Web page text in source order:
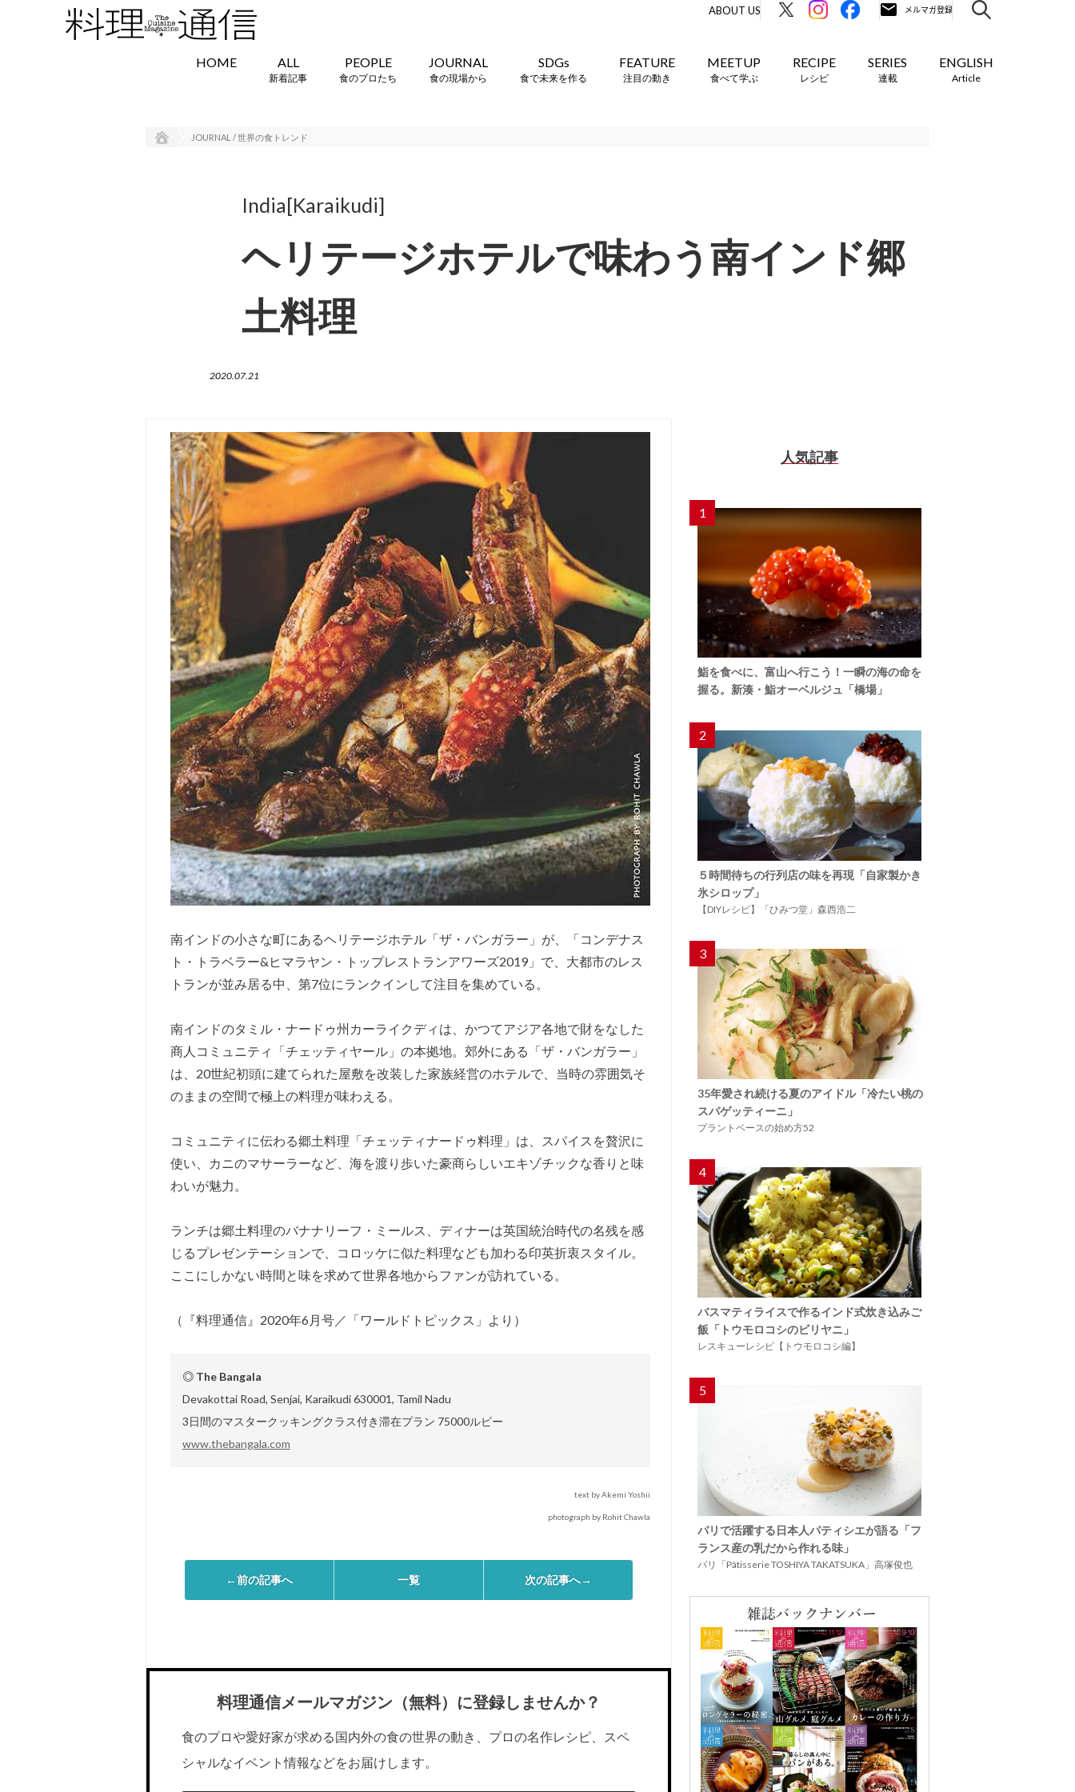
ABOUT US
HOME ALL
新着記事
PEOPLE
食のプロたち
JOURNAL
食の現場から
SDGs
食で未来を作る
FEATURE
注目の動き
MEETUP
食べて学ぶ
RECIPE
レシピ
SERIES
連載
ENGLISH
Article
JOURNAL / 世界の食トレンド
India[Karaikudi]
ヘリテージホテルで味わう南インド郷
土料理
2020.07.21
南インドの小さな町にあるヘリテージホテル「ザ・バンガラー」が、「コンデナス
ト・トラベラー&ヒマラヤン・トップレストランアワーズ2019」で、大都市のレス
トランが並み居る中、第7位にランクインして注目を集めている。
南インドのタミル・ナードゥ州カーライクディは、かつてアジア各地で財をなした
商人コミュニティ「チェッティヤール」の本拠地。郊外にある「ザ・バンガラー」
は、20世紀初頭に建てられた屋敷を改装した家族経営のホテルで、当時の雰囲気そ
のままの空間で極上の料理が味わえる。
コミュニティに伝わる郷土料理「チェッティナードゥ料理」は、スパイスを贅沢に
使い、カニのマサーラーなど、海を渡り歩いた豪商らしいエキゾチックな香りと味
わいが魅力。
ランチは郷土料理のバナナリーフ・ミールス、ディナーは英国統治時代の名残を感
じるプレゼンテーションで、コロッケに似た料理なども加わる印英折衷スタイル。
ここにしかない時間と味を求めて世界各地からファンが訪れている。
（『料理通信』2020年6月号／「ワールドトピックス」より）
◎ The Bangala
Devakottai Road, Senjai, Karaikudi 630001, Tamil Nadu
3日間のマスタークッキングクラス付き滞在プラン 75000ルピー
www.thebangala.com
text by Akemi Yoshii
photograph by Rohit Chawla
←前の記事へ 一覧 次の記事へ→
料理通信メールマガジン（無料）に登録しませんか？
食のプロや愛好家が求める国内外の食の世界の動き、プロの名作レシピ、スペ
シャルなイベント情報などをお届けします。
人気記事
1
鮨を食べに、富山へ行こう！一瞬の海の命を
握る。新湊・鮨オーベルジュ「橋場」
2
５時間待ちの行列店の味を再現「自家製かき
氷シロップ」
【DIYレシピ】「ひみつ堂」森西浩二
3
35年愛され続ける夏のアイドル「冷たい桃の
スパゲッティーニ」
プラントベースの始め方52
4
バスマティライスで作るインド式炊き込みご
飯「トウモロコシのビリヤニ」
レスキューレシピ【トウモロコシ編】
5
パリで活躍する日本人パティシエが語る「フ
ランス産の乳だから作れる味」
パリ「Pâtisserie TOSHIYA TAKATSUKA」高塚俊也